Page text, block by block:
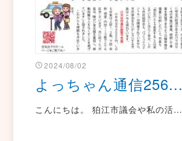
2024/08/02
よっちゃん通信256...
こんにちは。 狛江市議会や私の活…